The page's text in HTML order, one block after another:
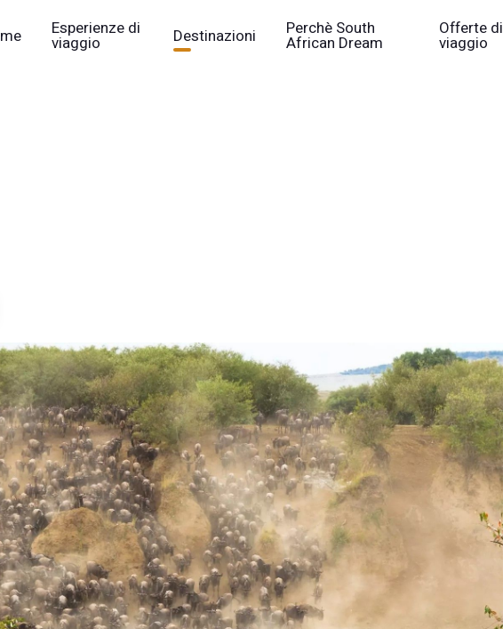
Esperienze di
viaggio Destinazioni Perchè South
African Dream
Offerte di
viaggio